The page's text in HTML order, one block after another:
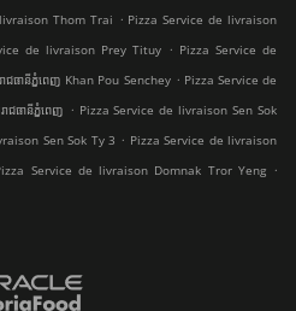
Thom Trai . Pizza Service de livraison
de livraison Prey Tituy . Pizza Service de
ធានីភ្នំពេញ Khan Pou Senchey . Pizza Service de
ធានីភ្នំពេញ . Pizza Service de livraison Sen Sok
Sen Sok Ty 3 . Pizza Service de livraison
Service de livraison Domnak Tror Yeng .